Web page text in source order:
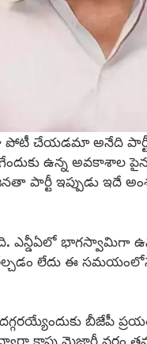
పోటీ చేయడమా అనేది
ఉన్న అవకాశాల పైన
ఇప్పుడు ఇదే అంశం
ఎన్డీఏలో భాగస్వామిగా
లేదు ఈ
బీజేపీ